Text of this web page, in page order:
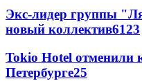
Экс-лидер группы
новый коллектив6123
Tokio Hotel отменили
Петербурге25